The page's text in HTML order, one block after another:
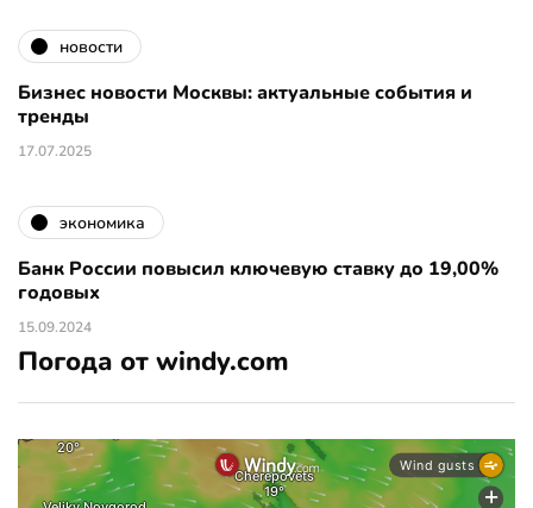
новости
Бизнес новости Москвы: актуальные события и
тренды
17.07.2025
экономика
Банк России повысил ключевую ставку до 19,00%
годовых
15.09.2024
Погода от windy.com